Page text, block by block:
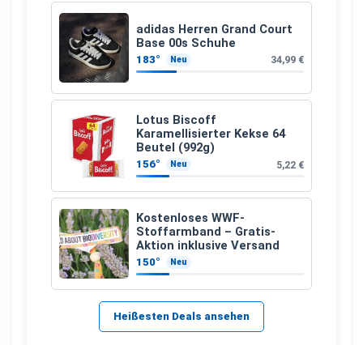
adidas Herren Grand Court
Base 00s Schuhe
183° Neu 34,99 €
Lotus Biscoff
Karamellisierter Kekse 64
Beutel (992g)
156° Neu 5,22 €
Kostenloses WWF-
Stoffarmband – Gratis-
Aktion inklusive Versand
150° Neu
Heißesten Deals ansehen